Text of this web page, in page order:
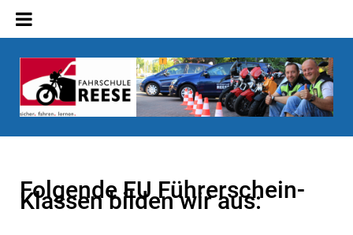
Folgende EU Führerschein-
Klassen bilden wir aus: